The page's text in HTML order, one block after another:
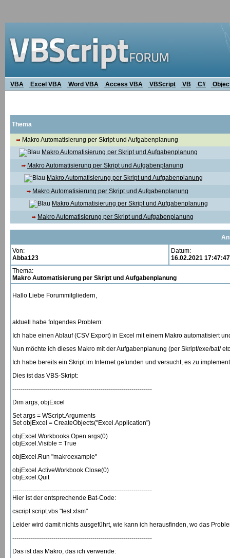
VBA Excel VBA Word VBA Access VBA VBScript VB C#
Thema
Makro Automatisierung per Skript und Aufgabenplanung
Makro Automatisierung per Skript und Aufgabenplanung
Makro Automatisierung per Skript und Aufgabenplanung
Makro Automatisierung per Skript und Aufgabenplanung
Makro Automatisierung per Skript und Aufgabenplanung
Makro Automatisierung per Skript und Aufgabenplanung
Makro Automatisierung per Skript und Aufgabenplanung
Von:
Abba123
Datum:
16.02.2021 17:47:47
Thema:
Makro Automatisierung per Skript und Aufgabenplanung
Hallo Liebe Forummitgliedern,
aktuell habe folgendes Problem:
Ich habe einen Ablauf (CSV Export) in Excel mit einem Makro automatisiert
Nun möchte ich dieses Makro mit der Aufgabenplanung (per Skript/exe/bat/
Ich habe bereits ein Skript im Internet gefunden und versucht, es zu
Dies ist das VBS-Skript:
--------------------------------------------------------------------
Dim args, objExcel
Set args = WScript.Arguments
Set objExcel = CreateObjects("Excel.Application")
objExcel.Workbooks.Open args(0)
objExcel.Visible = True
objExcel.Run "makroexample"
objExcel.ActiveWorkbook.Close(0)
objExcel.Quit
--------------------------------------------------------------------
Hier ist der entsprechende Bat-Code:
cscript script.vbs "test.xlsm"
Leider wird damit nichts ausgeführt, wie kann ich herausfinden, wo das
--------------------------------------------------------------------
Das ist das Makro, das ich verwende: